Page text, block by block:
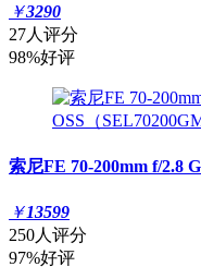
￥3290
27人评分
98%好评
索尼FE 70-200mm f/2.8
￥13599
250人评分
97%好评